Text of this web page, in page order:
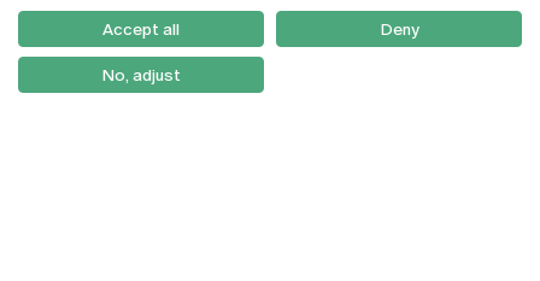
Como Chegar
Newsletter
Accept all Deny
No, adjust